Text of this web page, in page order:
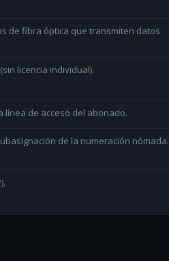
de fibra óptica que transmiten datos
licencia individual).
línea de acceso del abonado.
de la numeración nómada.